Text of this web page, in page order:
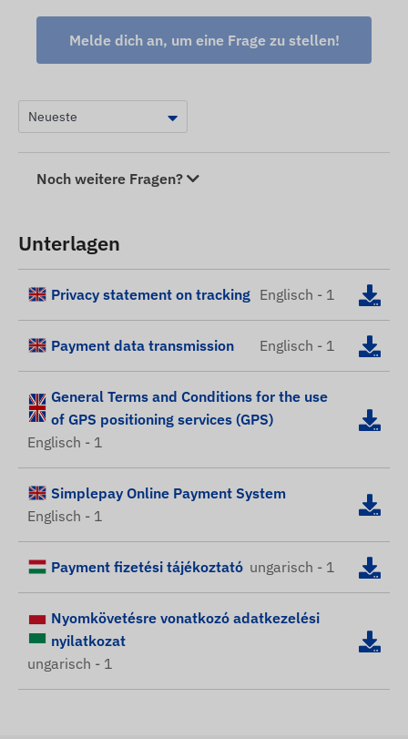
Recht auf Herstelleränderungen bezüglich
eventueller Abweichungen vor.
Melde dich an, um eine Frage zu stellen!
Noch weitere Fragen?
Unterlagen
Privacy statement on tracking Englisch - 1
Payment data transmission Englisch - 1
General Terms and Conditions for the use
of GPS positioning services (GPS)
Englisch - 1
Simplepay Online Payment System
Englisch - 1
Payment fizetési tájékoztató ungarisch - 1
Nyomkövetésre vonatkozó adatkezelési
nyilatkozat
ungarisch - 1